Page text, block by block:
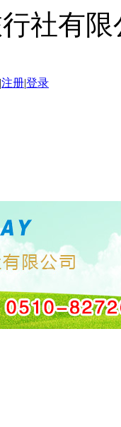
社有限
|注册|登录